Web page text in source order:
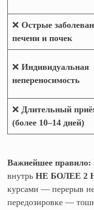
❌ Острые
печени и почек
❌ Индивидуальная
непереносимость
❌ Длительный
(более 10–14 дней)
Важнейшее правило:
внутрь НЕ БОЛЕЕ 2
курсами — перерыв
передозировке —